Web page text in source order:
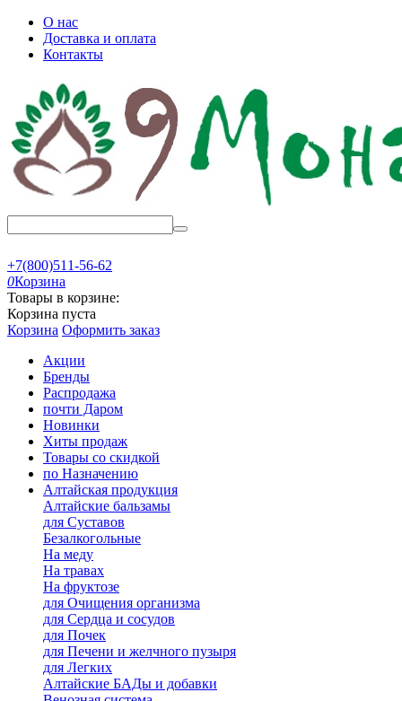
О нас
Доставка и оплата
Контакты
+7(800)511-56-62
0Корзина
Товары в корзине:
Корзина пуста
Корзина Оформить заказ
Акции
Бренды
Распродажа
почти Даром
Новинки
Хиты продаж
Товары со скидкой
по Назначению
Алтайская продукция
Алтайские бальзамы
для Суставов
Безалкогольные
На меду
На травах
На фруктозе
для Очищения организма
для Сердца и сосудов
для Почек
для Печени и желчного пузыря
для Легких
Алтайские БАДы и добавки